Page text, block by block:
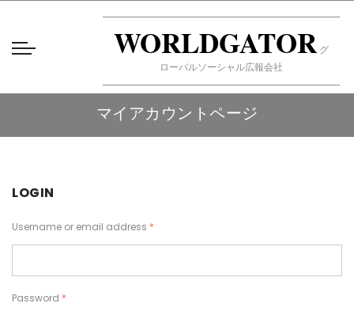
WORLDGATOR グ
ローバルソーシャル広報会社
マイアカウントページ
LOGIN
Username or email address *
Password *